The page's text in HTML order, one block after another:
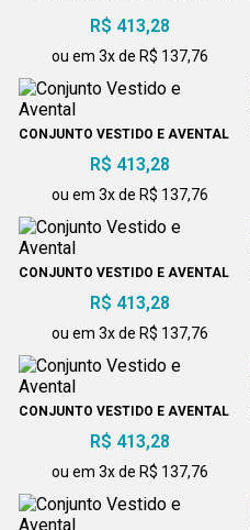
R$ 413,28
ou em 3x de R$ 137,76
CONJUNTO VESTIDO E AVENTAL
R$ 413,28
ou em 3x de R$ 137,76
CONJUNTO VESTIDO E AVENTAL
R$ 413,28
ou em 3x de R$ 137,76
CONJUNTO VESTIDO E AVENTAL
R$ 413,28
ou em 3x de R$ 137,76